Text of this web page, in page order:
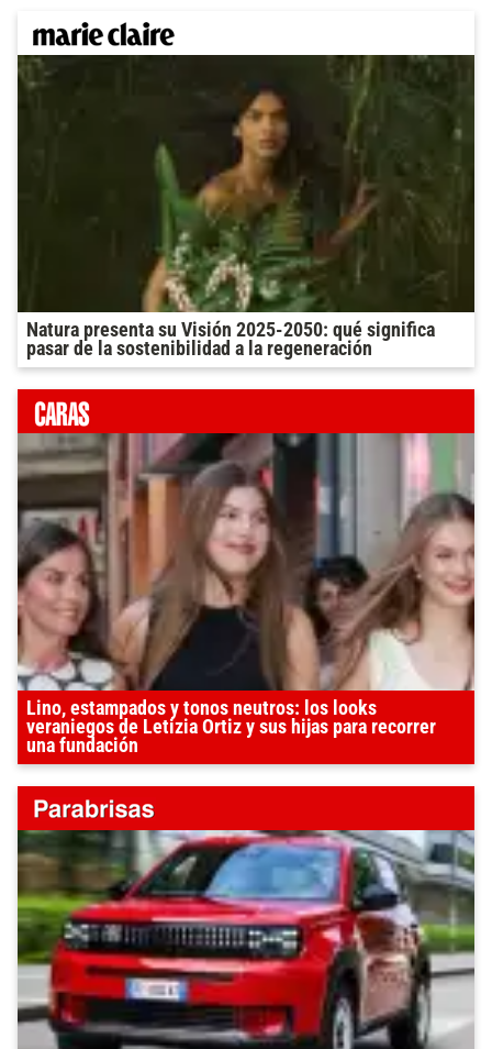
Natura presenta su Visión 2025-2050: qué significa
pasar de la sostenibilidad a la regeneración
Lino, estampados y tonos neutros: los looks
veraniegos de Letizia Ortiz y sus hijas para recorrer
una fundación